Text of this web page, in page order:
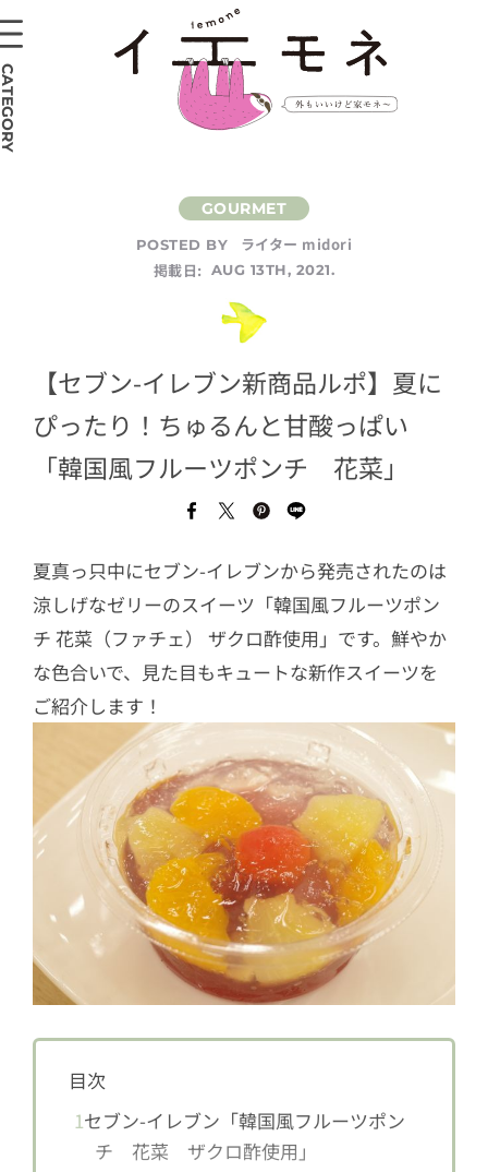
POSTED BY
ライター midori
掲載日:
AUG 13TH, 2021.
【セブン-イレブン新商品ルポ】夏に
ぴったり！ちゅるんと甘酸っぱい
「韓国風フルーツポンチ 花菜」
夏真っ只中にセブン-イレブンから発売されたのは
涼しげなゼリーのスイーツ「韓国風フルーツポン
チ 花菜（ファチェ） ザクロ酢使用」です。鮮やか
な色合いで、見た目もキュートな新作スイーツを
ご紹介します！
目次
1セブン-イレブン「韓国風フルーツポン
チ 花菜 ザクロ酢使用」